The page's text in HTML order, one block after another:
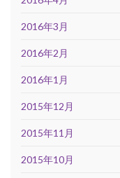
2016年3月
2016年2月
2016年1月
2015年12月
2015年11月
2015年10月